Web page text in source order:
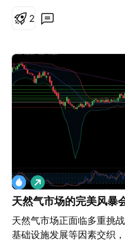
预测的动态。
价格迅速飙升至2023年底
革的深远影响。 面对日益
产纪录，充分展示了欧洲
年，特罗尔气田的产量达
就表明技术创新和卓越运
模式。与此同时，BMI预
40%，这一数据反映了供
之间的复杂互动。 欧洲能
重组。虽然斯洛伐克、奥
天然气来源方面面临着紧
却展现出能源安全战略的
位运行，基础设施不断升
政治挑战能够催化创新，
源行业。
2
天然气市场的完美风暴
天然气市场正面临多重挑
基础设施发展等因素交织
做
多